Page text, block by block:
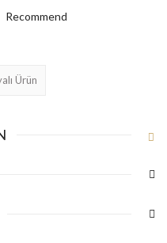
Recommend
Ürün